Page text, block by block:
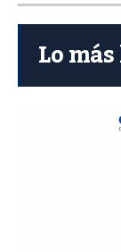
Lo